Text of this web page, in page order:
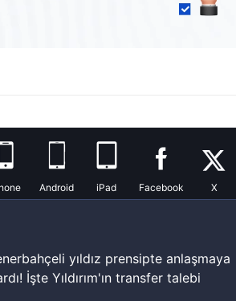
panel vasıtasıyla belirleyebilirsiniz.
Android iPad Facebook X
yıldız prensipte anlaşmaya
İşte Yıldırım'ın transfer talebi